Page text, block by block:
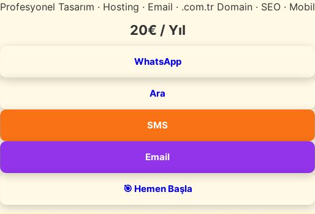
Profesyonel Tasarım · Hosting · Email · .com.tr Domain · SEO · Mobil
20€ / Yıl
WhatsApp
Ara
SMS
Email
🎯 Hemen Başla